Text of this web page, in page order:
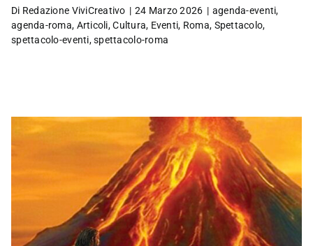
Di Redazione ViviCreativo | 24 Marzo 2026 | agenda-eventi,
agenda-roma, Articoli,Cultura, Eventi, Roma, Spettacolo,
spettacolo-eventi,spettacolo-roma